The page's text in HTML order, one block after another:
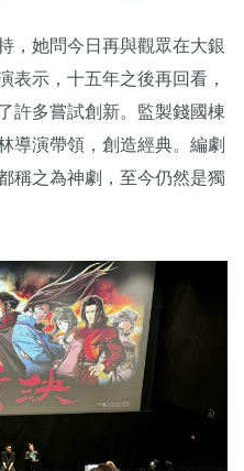
，她問今日再與觀眾在大銀
表示，十五年之後再回看，
許多嘗試創新。監製錢國棟
導演帶領，創造經典。編劇
稱之為神劇，至今仍然是獨